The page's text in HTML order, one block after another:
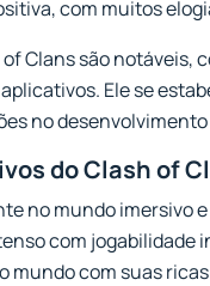
com muitos
Clans são notáveis,
Ele se
no
do Clash of
no mundo imersivo
com jogabilidade
mundo com suas